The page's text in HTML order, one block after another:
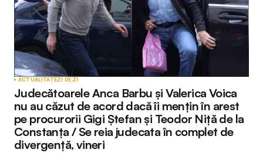
ACTUALITATEZI DE ZI
Judecătoarele Anca Barbu și Valerica Voica
nu au căzut de acord dacă îi mențin în arest
pe procurorii Gigi Ștefan și Teodor Niță de la
Constanța / Se reia judecata în complet de
divergență, vineri